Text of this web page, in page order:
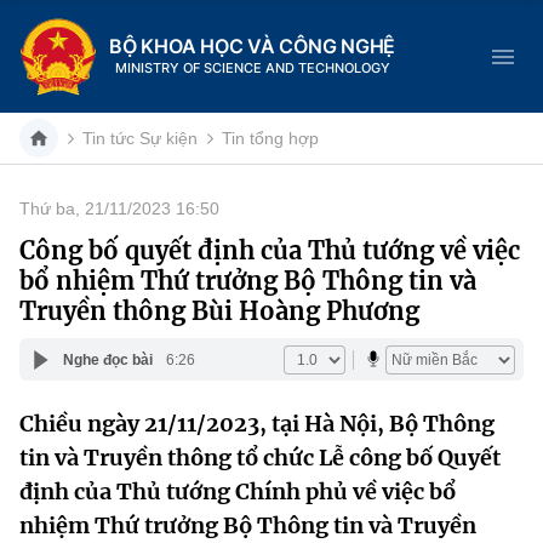
BỘ KHOA HỌC VÀ CÔNG NGHỆ
MINISTRY OF SCIENCE AND TECHNOLOGY
Danh mục
Trang chủ
Cơ cấu tổ chức
Lịch sử phát triển
Khoa học và Công nghệ
Đổi mới sáng tạo
Dịch vụ công
Hệ thống văn bản
Tin tức Sự kiện Tin tổng hợp
Thứ ba, 21/11/2023 16:50
Công bố quyết định của Thủ tướng về việc
bổ nhiệm Thứ trưởng Bộ Thông tin và
Truyền thông Bùi Hoàng Phương
Nghe đọc bài 6:26
Chiều ngày 21/11/2023, tại Hà Nội, Bộ Thông
tin và Truyền thông tổ chức Lễ công bố Quyết
định của Thủ tướng Chính phủ về việc bổ
nhiệm Thứ trưởng Bộ Thông tin và Truyền